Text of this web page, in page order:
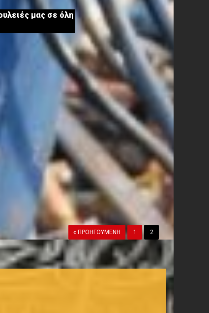
μας σε όλη
« ΠΡΟΗΓΟΎΜΕΝΗ 1 2